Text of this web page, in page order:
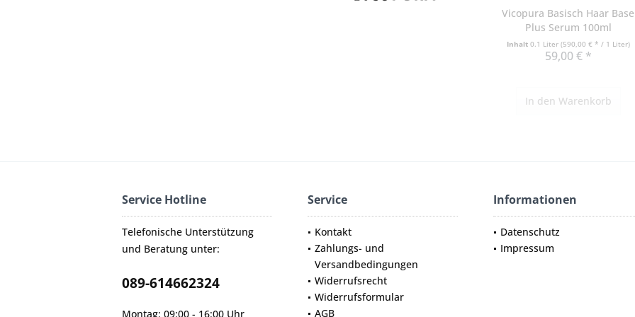
Vicopura Basisch Haar Base
Plus Serum 100ml
Inhalt 0.1 Liter (590,00 € * / 1 Liter)
59,00 € *
In den Warenkorb
Service Hotline
Telefonische Unterstützung
und Beratung unter:
089-614662324
Montag: 09:00 - 16:00 Uhr
Service
Kontakt
Zahlungs- und
Versandbedingungen
Widerrufsrecht
Widerrufsformular
AGB
Informationen
Datenschutz
Impressum